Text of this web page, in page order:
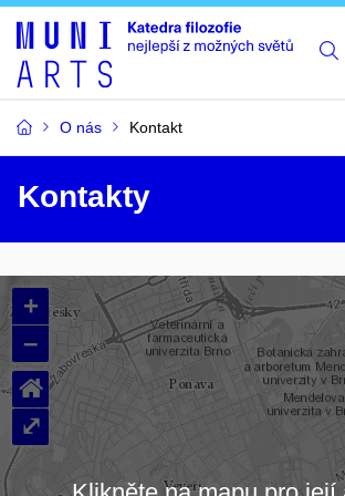
O nás Kontakt
Kontakty
+
–
⌂
⤢